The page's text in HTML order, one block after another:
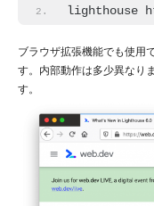
lighthouse
ブラウザ拡張機能でも使用
す。内部動作は多少異なり
す。